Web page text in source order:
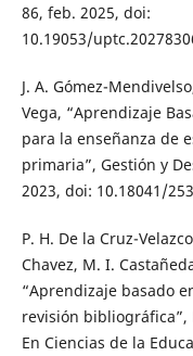
86, feb. 2025, doi:
10.19053/
J. A. Gómez-
Vega, “Aprendizaje
para la enseñanza de
primaria”, Gestión y
2023, doi: 10.18041/
P. H. De la Cruz-
Chavez, M. I.
“Aprendizaje basado
revisión bibliográfica”,
En Ciencias de la